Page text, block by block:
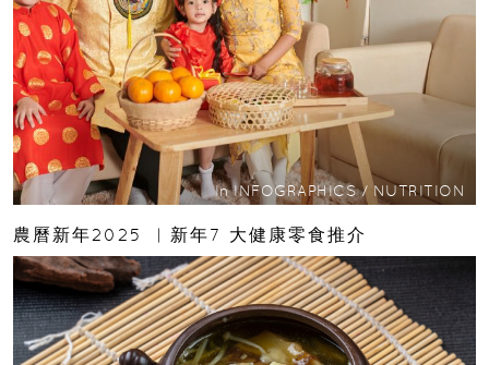
In INFOGRAPHICS/ NUTRITION
農曆新年2025 ︳新年7 大健康零食推介